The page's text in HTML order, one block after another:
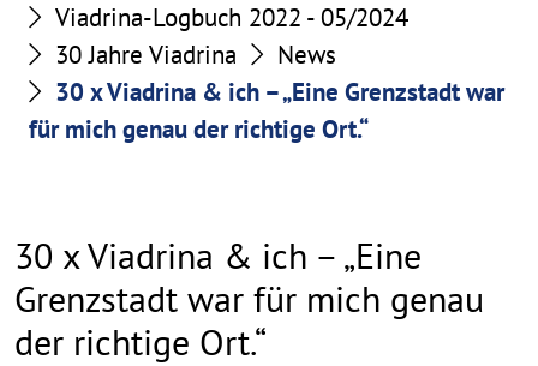
Viadrina-Logbuch 2022 - 05/2024
30 Jahre Viadrina
News
30 x Viadrina & ich – „Eine Grenzstadt war
für mich genau der richtige Ort.“
30 x Viadrina & ich – „Eine
Grenzstadt war für mich genau
der richtige Ort.“